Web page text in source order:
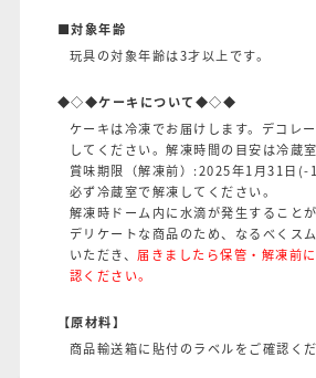
■対象年齢
玩具の対象年齢は3才以上です。
◆◇◆ケーキについて◆◇◆
ケーキは冷凍でお届けします。デコレ
してください。解凍時間の目安は冷蔵
賞味期限（解凍前）:2025年1月31日
必ず冷蔵室で解凍してください。
解凍時ドーム内に水滴が発生することが
デリケートな商品のため、なるべくス
いただき、届きましたら保管・解凍前
認ください。
【原材料】
商品輸送箱に貼付のラベルをご確認くだ